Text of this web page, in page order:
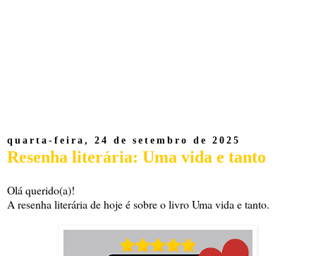
quarta-feira, 24 de setembro de 2025
Resenha literária: Uma vida e tanto
Olá querido(a)!
A resenha literária de hoje é sobre o livro Uma vida e tanto.